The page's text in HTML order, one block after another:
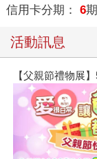
信用卡分期： 6期
活動訊息
【父親節禮物展